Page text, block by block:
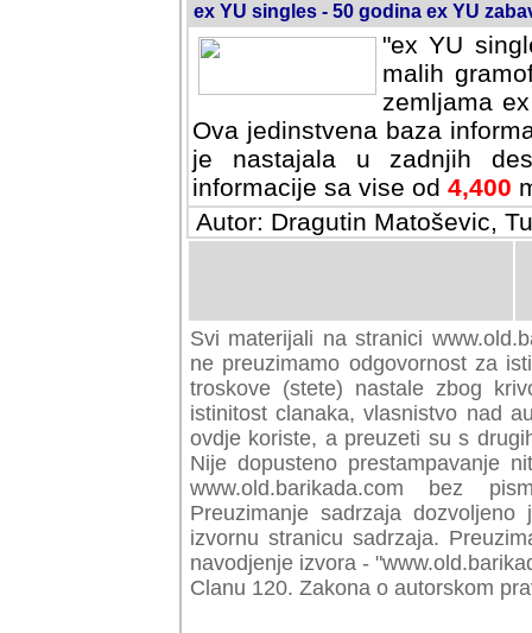
ex YU singles - 50 godina ex YU
"ex YU
malih
zemljama
Ova jedinstvena baza
je nastajala u zadnjih
informacije sa vise od 4,400
Autor: Dragutin Matoševic,
Svi materijali na stranici
preuzimamo odgovornost za
troskove (stete) nastale zbog
istinitost clanaka, vlasnistvo nad
ovdje koriste, a preuzeti su s
Nije dopusteno prestampavanje
www.old.barikada.com bez
Preuzimanje sadrzaja
izvornu stranicu sadrzaja.
navodjenje izvora -
Clanu 120. Zakona o autorskom